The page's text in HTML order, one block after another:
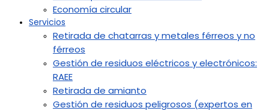
Economía circular
Servicios
Retirada de chatarras y metales férreos y no
férreos
Gestión de residuos eléctricos y electrónicos:
RAEE
Retirada de amianto
Gestión de residuos peligrosos (expertos en